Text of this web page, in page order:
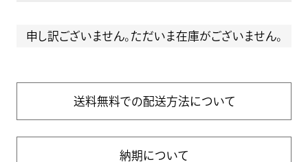
申し訳ございません。ただいま在庫がございません。
送料無料での配送方法について
納期について